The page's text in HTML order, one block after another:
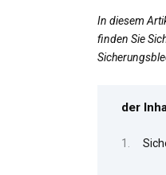
In diesem
finden Sie
der